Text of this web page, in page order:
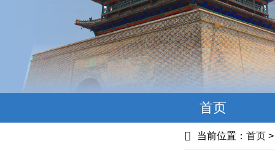
首页
当前位置： 首页